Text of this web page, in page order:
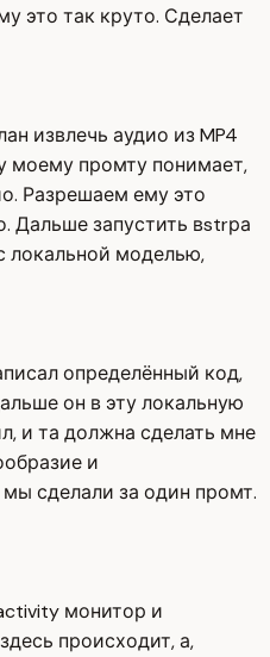
это так круто. Сделает
извлечь аудио из MP4
моему промту понимает,
Разрешаем ему это
Дальше запустить вstrра
локальной моделью,
определённый код,
он в эту локальную
и та должна сделать мне
и
сделали за один промт.
монитор и
происходит, а,